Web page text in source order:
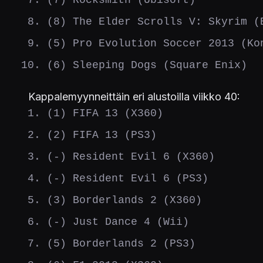
(8) The Elder Scrolls V: Skyrim
(5) Pro Evolution Soccer 2013
(6) Sleeping Dogs (Square Enix)
Kappalemyynneittäin eri alustoilla viikko 40:
(1) FIFA 13 (X360)
(2) FIFA 13 (PS3)
(-) Resident Evil 6 (X360)
(-) Resident Evil 6 (PS3)
(3) Borderlands 2 (X360)
(-) Just Dance 4 (Wii)
(5) Borderlands 2 (PS3)